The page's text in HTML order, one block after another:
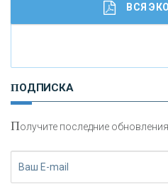
И
сохранения и увеличения
ВСЯ
ПОДПИСКА
Получите последние